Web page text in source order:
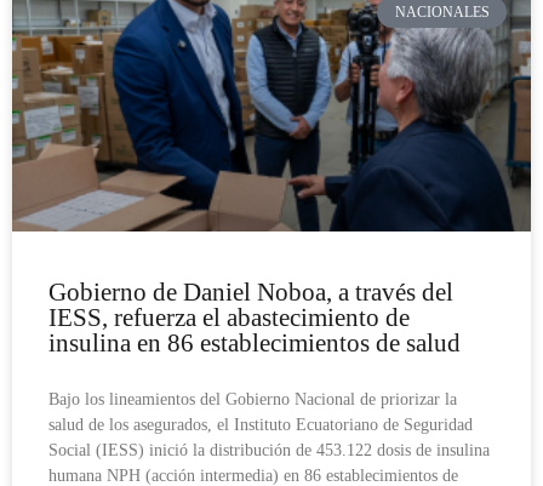
NACIONALES
Gobierno de Daniel Noboa, a través del
IESS, refuerza el abastecimiento de
insulina en 86 establecimientos de salud
Bajo los lineamientos del Gobierno Nacional de priorizar la
salud de los asegurados, el Instituto Ecuatoriano de Seguridad
Social (IESS) inició la distribución de 453.122 dosis de insulina
humana NPH (acción intermedia) en 86 establecimientos de